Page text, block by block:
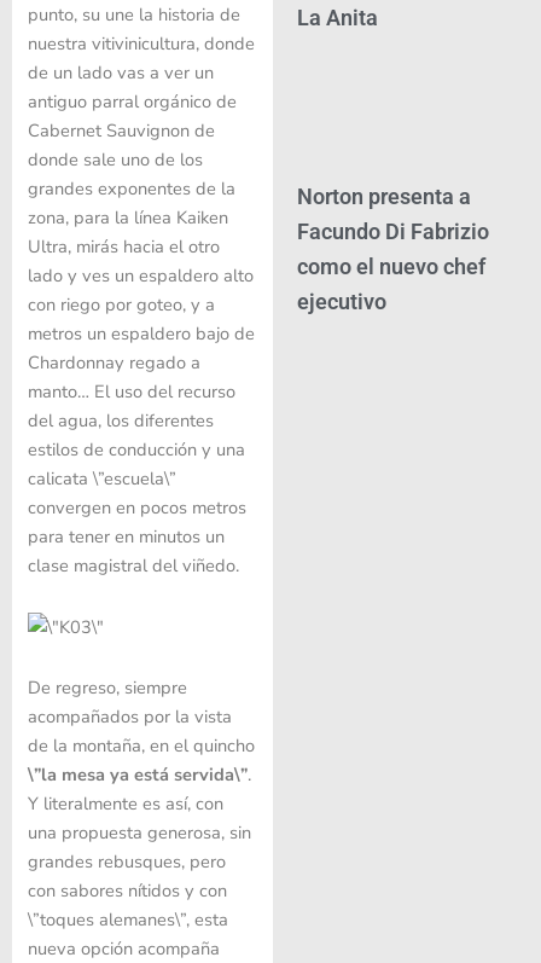
punto, su une la historia de
nuestra vitivinicultura, donde
de un lado vas a ver un
antiguo parral orgánico de
Cabernet Sauvignon de
donde sale uno de los
grandes exponentes de la
zona, para la línea Kaiken
Ultra, mirás hacia el otro
lado y ves un espaldero alto
con riego por goteo, y a
metros un espaldero bajo de
Chardonnay regado a
manto… El uso del recurso
del agua, los diferentes
estilos de conducción y una
calicata \”escuela\”
convergen en pocos metros
para tener en minutos un
clase magistral del viñedo.
De regreso, siempre
acompañados por la vista
de la montaña, en el quincho
\”la mesa ya está servida\”.
Y literalmente es así, con
una propuesta generosa, sin
grandes rebusques, pero
con sabores nítidos y con
\”toques alemanes\”, esta
nueva opción acompaña
La Anita
Norton presenta a
Facundo Di Fabrizio
como el nuevo chef
ejecutivo